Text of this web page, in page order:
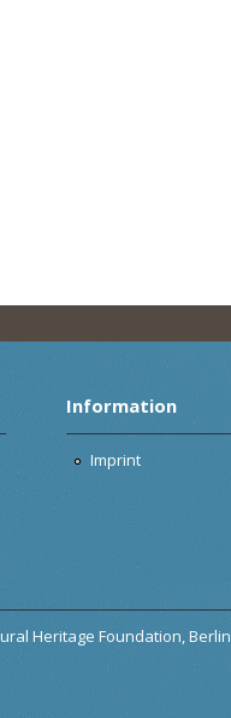
Information
Imprint
Heritage Foundation, Berlin